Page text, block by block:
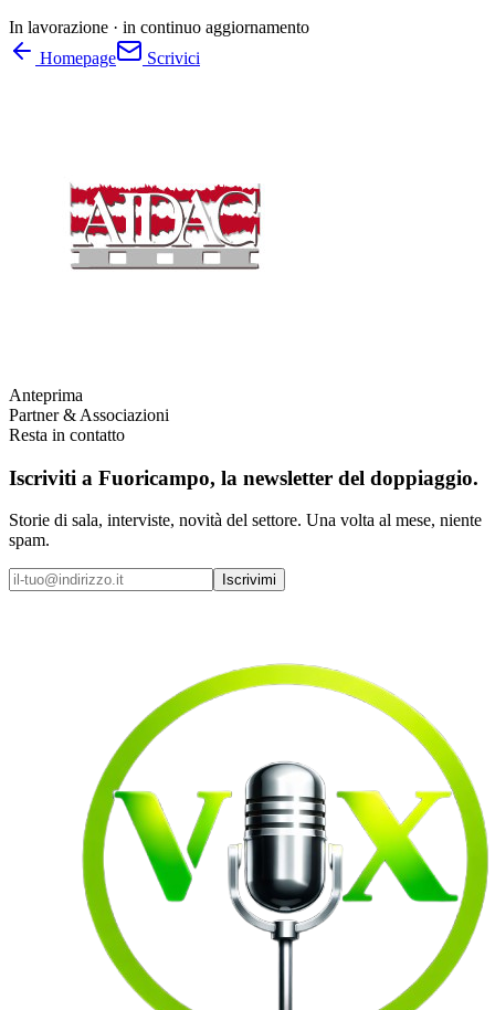
In lavorazione · in continuo aggiornamento
Homepage
Scrivici
Anteprima
Partner & Associazioni
Resta in contatto
Iscriviti a Fuoricampo, la newsletter del doppiaggio.
Storie di sala, interviste, novità del settore. Una volta al mese, niente
spam.
Iscrivimi